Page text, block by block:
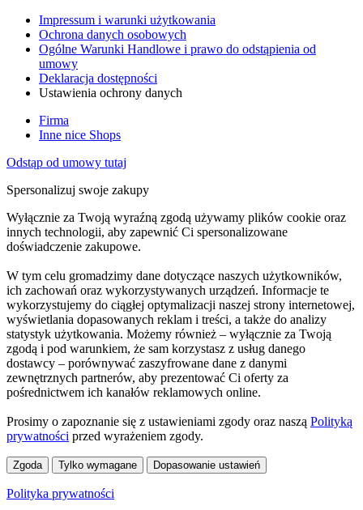
Impressum i warunki użytkowania
Ochrona danych osobowych
Ogólne Warunki Handlowe i prawo do odstąpienia od
umowy
Deklaracja dostępności
Ustawienia ochrony danych
Firma
Inne nice Shops
Odstąp od umowy tutaj
Spersonalizuj swoje zakupy
Wyłącznie za Twoją wyraźną zgodą używamy plików cookie oraz
innych technologii, aby zapewnić Ci spersonalizowane
doświadczenie zakupowe.
W tym celu gromadzimy dane dotyczące naszych użytkowników,
ich zachowań oraz wykorzystywanych urządzeń. Informacje te
wykorzystujemy do ciągłej optymalizacji naszej strony internetowej,
wyświetlania dopasowanych reklam i treści, a także do analizy
statystyk użytkowania. Możemy również – wyłącznie za Twoją
zgodą i pod warunkiem, że sam korzystasz z usług danego
dostawcy – porównywać zaszyfrowane dane z danymi
zewnętrznych partnerów, aby prezentować Ci oferty za
pośrednictwem ich kanałów reklamowych online.
Prosimy o zapoznanie się z ustawieniami zgody oraz naszą Polityką
prywatności przed wyrażeniem zgody.
Zgoda Tylko wymagane Dopasowanie ustawień
Polityka prywatności